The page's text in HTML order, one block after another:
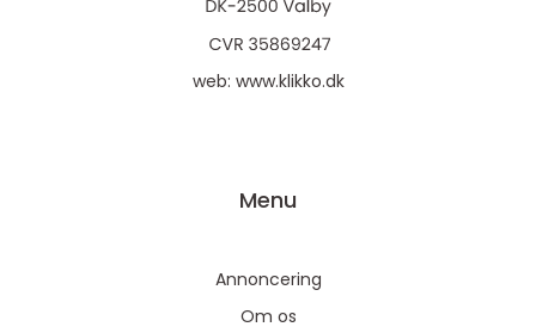
web: www.klikko.dk
Menu
Annoncering
Om os